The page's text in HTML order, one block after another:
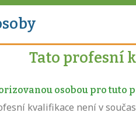
Tato profesní
osobou pro
kvalifikace není v